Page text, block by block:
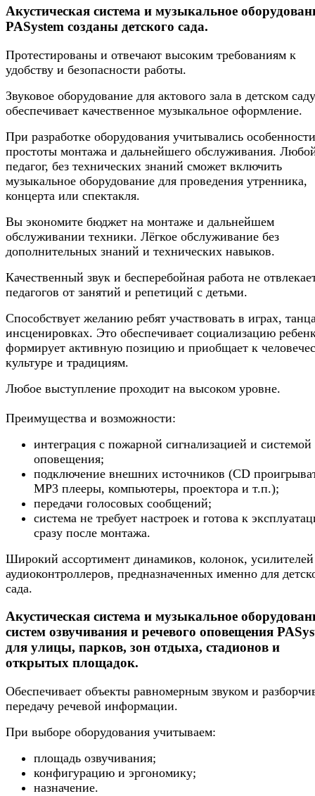
Акустическая система и музыкальное
PASystem созданы детского сада.
Протестированы и отвечают высоким требованиям к
удобству и безопасности работы.
Звуковое оборудование для актового зала в детском саду
обеспечивает качественное музыкальное оформление.
При разработке оборудования учитывались особенности
простоты монтажа и дальнейшего обслуживания.
педагог, без технических знаний сможет включить
музыкальное оборудование для проведения утренника,
концерта или спектакля.
Вы экономите бюджет на монтаже и дальнейшем
обслуживании техники. Лёгкое обслуживание без
дополнительных знаний и технических навыков.
Качественный звук и бесперебойная работа не
педагогов от занятий и репетиций с детьми.
Способствует желанию ребят участвовать в играх,
инсценировках. Это обеспечивает социализацию
формирует активную позицию и приобщает к
культуре и традициям.
Любое выступление проходит на высоком уровне.
Преимущества и возможности:
интеграция с пожарной сигнализацией и системой
оповещения;
подключение внешних источников (CD
MP3 плееры, компьютеры, проектора и т.п.);
передачи голосовых сообщений;
система не требует настроек и готова к
сразу после монтажа.
Широкий ассортимент динамиков, колонок,
аудиоконтроллеров, предназначенных именно для
сада.
Акустическая система и музыкальное
систем озвучивания и речевого оповещения
для улицы, парков, зон отдыха, стадионов и
открытых площадок.
Обеспечивает объекты равномерным звуком и
передачу речевой информации.
При выборе оборудования учитываем:
площадь озвучивания;
конфигурацию и эргономику;
назначение.